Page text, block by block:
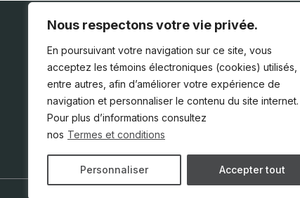
Nous respectons votre vie privée.
En poursuivant votre navigation sur ce site, vous
acceptez les témoins électroniques (cookies) utilisés,
entre autres, afin d’améliorer votre expérience de
navigation et personnaliser le contenu du site internet.
Pour plus d’informations consultez
nos Termes et conditions
Personnaliser Accepter tout